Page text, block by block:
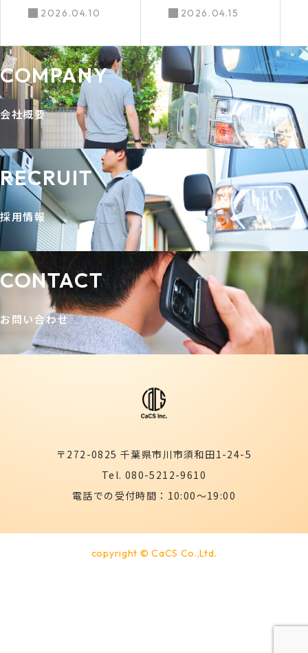
者向け案件豊
稼げる
2026.04.10
業！高収入と
を叶える最新
求人情報ガイ
ド
2026.04.15
COMPANY
会社概要
RECRUIT
採用情報
CONTACT
お問い合わせ
〒272-0825 千葉県市川市須和田1-24-5
Tel. 080-5212-9610
電話での受付時間：10:00～19:00
copyright © CaCS Co.,Ltd.